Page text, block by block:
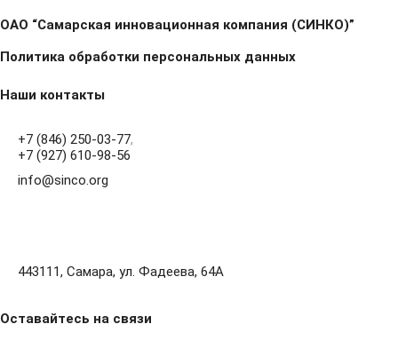
ОАО “Самарская инновационная компания (СИНКО)”
Политика обработки персональных данных
Наши контакты
+7 (846) 250-03-77,
+7 (927) 610-98-56
info@sinco.org
443111, Самара, ул. Фадеева, 64А
Оставайтесь на связи